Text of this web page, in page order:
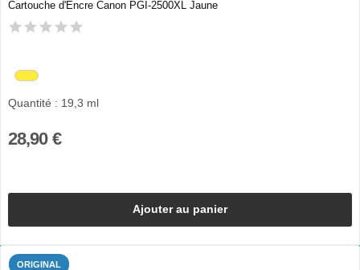
Cartouche d'Encre Canon PGI-2500XL Jaune
Quantité : 19,3 ml
28,90 €
Ajouter au panier
ORIGINAL